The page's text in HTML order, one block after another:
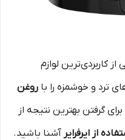
از کاربردی‌ترین لوازم
ترد و خوشمزه را با روغن
گرفتن بهترین نتیجه از
از ایرفرایر آشنا باشید.